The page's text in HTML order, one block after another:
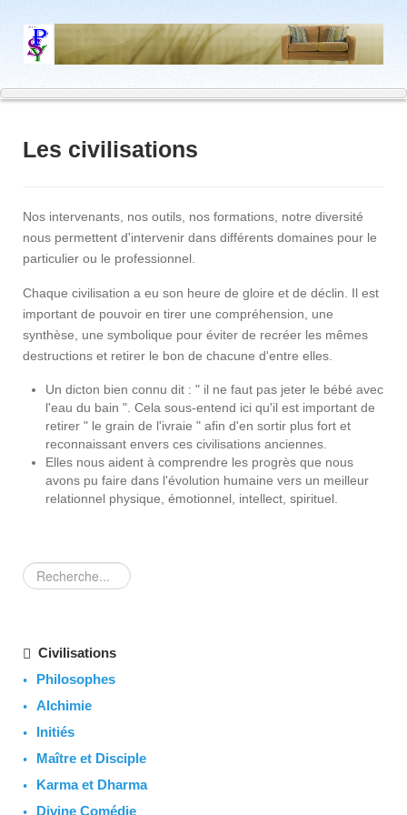
Les civilisations
Nos intervenants, nos outils, nos formations, notre diversité
nous permettent d'intervenir dans différents domaines pour le
particulier ou le professionnel.
Chaque civilisation a eu son heure de gloire et de déclin. Il est
important de pouvoir en tirer une compréhension, une
synthèse, une symbolique pour éviter de recréer les mêmes
destructions et retirer le bon de chacune d'entre elles.
Un dicton bien connu dit : " il ne faut pas jeter le bébé avec
l'eau du bain ". Cela sous-entend ici qu'il est important de
retirer " le grain de l'ivraie " afin d'en sortir plus fort et
reconnaissant envers ces civilisations anciennes.
Elles nous aident à comprendre les progrès que nous
avons pu faire dans l'évolution humaine vers un meilleur
relationnel physique, émotionnel, intellect, spirituel.
Rechercher
Civilisations
Philosophes
Alchimie
Initiés
Maître et Disciple
Karma et Dharma
Divine Comédie